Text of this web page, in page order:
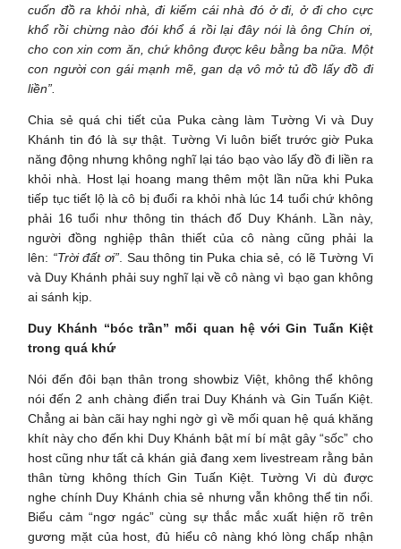
cuốn đồ ra khỏi nhà, đi kiếm cái nhà đó ở đi, ở đi cho cực
khổ rồi chừng nào đói khổ á rồi lại đây nói là ông Chín ơi,
cho con xin cơm ăn, chứ không được kêu bằng ba nữa. Một
con người con gái mạnh mẽ, gan dạ vô mở tủ đồ lấy đồ đi
liền”.
Chia sẻ quá chi tiết của Puka càng làm Tường Vi và Duy
Khánh tin đó là sự thật. Tường Vi luôn biết trước giờ Puka
năng động nhưng không nghĩ lại táo bạo vào lấy đồ đi liền ra
khỏi nhà. Host lại hoang mang thêm một lần nữa khi Puka
tiếp tục tiết lộ là cô bị đuổi ra khỏi nhà lúc 14 tuổi chứ không
phải 16 tuổi như thông tin thách đố Duy Khánh. Lần này,
người đồng nghiệp thân thiết của cô nàng cũng phải la
lên: “Trời đất ơi”. Sau thông tin Puka chia sẻ, có lẽ Tường Vi
và Duy Khánh phải suy nghĩ lại về cô nàng vì bạo gan không
ai sánh kịp.
Duy Khánh “bóc trần” mối quan hệ với Gin Tuấn Kiệt
trong quá khứ
Nói đến đôi bạn thân trong showbiz Việt, không thể không
nói đến 2 anh chàng điển trai Duy Khánh và Gin Tuấn Kiệt.
Chẳng ai bàn cãi hay nghi ngờ gì về mối quan hệ quá khăng
khít này cho đến khi Duy Khánh bật mí bí mật gây “sốc” cho
host cũng như tất cả khán giả đang xem livestream rằng bản
thân từng không thích Gin Tuấn Kiệt. Tường Vi dù được
nghe chính Duy Khánh chia sẻ nhưng vẫn không thể tin nổi.
Biểu cảm “ngơ ngác” cùng sự thắc mắc xuất hiện rõ trên
gương mặt của host, đủ hiểu cô nàng khó lòng chấp nhận